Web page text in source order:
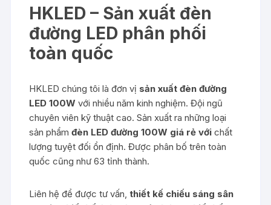
HKLED – Sản xuất đèn
đường LED phân phối
toàn quốc
HKLED chúng tôi là đơn vị sản xuất đèn đường
LED 100W với nhiều năm kinh nghiệm. Đội ngũ
chuyên viên kỹ thuật cao. Sản xuất ra những loại
sản phẩmđèn LED đường 100W giá rẻ với chất
lượng tuyệt đối ổn định. Được phân bố trên toàn
quốc cũng như 63 tỉnh thành.
Liên hệ để được tư vấn,thiết kế chiếu sáng sân